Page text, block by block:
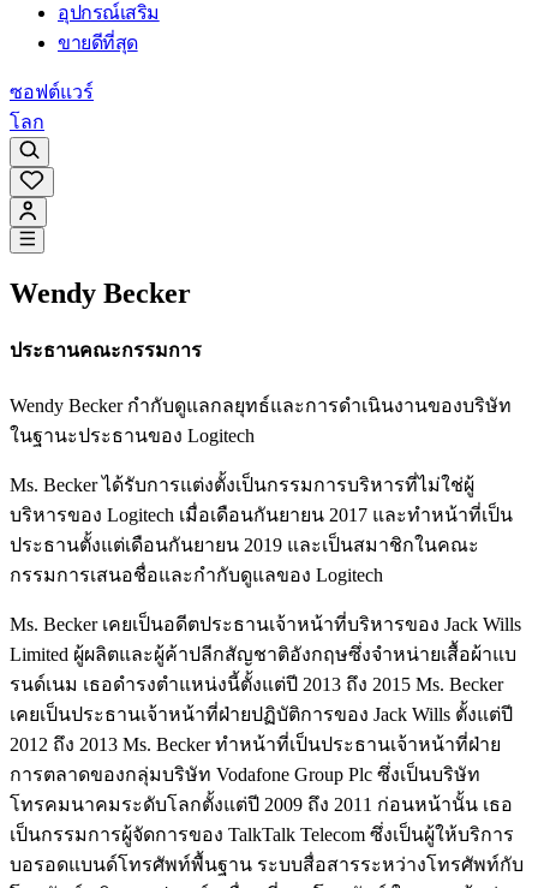
อุปกรณ์เสริม
ขายดีที่สุด
ซอฟต์แวร์
โลก
Wendy Becker
ประธานคณะกรรมการ
Wendy Becker กำกับดูแลกลยุทธ์และการดำเนินงานของบริษัท
ในฐานะประธานของ Logitech
Ms. Becker ได้รับการแต่งตั้งเป็นกรรมการบริหารที่ไม่ใช่ผู้
บริหารของ Logitech เมื่อเดือนกันยายน 2017 และทำหน้าที่เป็น
ประธานตั้งแต่เดือนกันยายน 2019 และเป็นสมาชิกในคณะ
กรรมการเสนอชื่อและกำกับดูแลของ Logitech
Ms. Becker เคยเป็นอดีตประธานเจ้าหน้าที่บริหารของ Jack Wills
Limited ผู้ผลิตและผู้ค้าปลีกสัญชาติอังกฤษซึ่งจำหน่ายเสื้อผ้าแบ
รนด์เนม เธอดำรงตำแหน่งนี้ตั้งแต่ปี 2013 ถึง 2015 Ms. Becker
เคยเป็นประธานเจ้าหน้าที่ฝ่ายปฏิบัติการของ Jack Wills ตั้งแต่ปี
2012 ถึง 2013 Ms. Becker ทำหน้าที่เป็นประธานเจ้าหน้าที่ฝ่าย
การตลาดของกลุ่มบริษัท Vodafone Group Plc ซึ่งเป็นบริษัท
โทรคมนาคมระดับโลกตั้งแต่ปี 2009 ถึง 2011 ก่อนหน้านั้น เธอ
เป็นกรรมการผู้จัดการของ TalkTalk Telecom ซึ่งเป็นผู้ให้บริการ
บอรอดแบนด์โทรศัพท์พื้นฐาน ระบบสื่อสารระหว่างโทรศัพท์กับ